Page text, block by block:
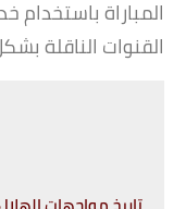
القنوات الناقلة